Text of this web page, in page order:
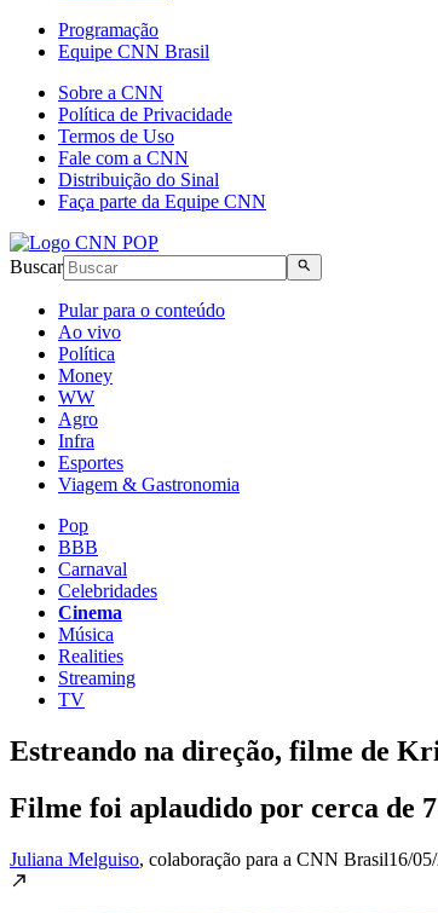
Programação
Equipe CNN Brasil
Sobre a CNN
Política de Privacidade
Termos de Uso
Fale com a CNN
Distribuição do Sinal
Faça parte da Equipe CNN
Buscar
Pular para o conteúdo
Ao vivo
Política
Money
WW
Agro
Infra
Esportes
Viagem & Gastronomia
Pop
BBB
Carnaval
Celebridades
Cinema
Música
Realities
Streaming
TV
Estreando na direção, filme de
Filme foi aplaudido por cerca de
Juliana Melguiso, colaboração para a CNN Brasil16/